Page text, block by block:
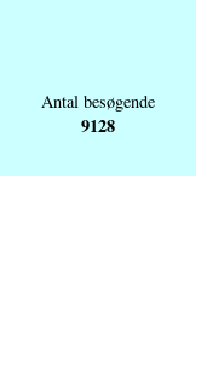
Antal besøgende
9128